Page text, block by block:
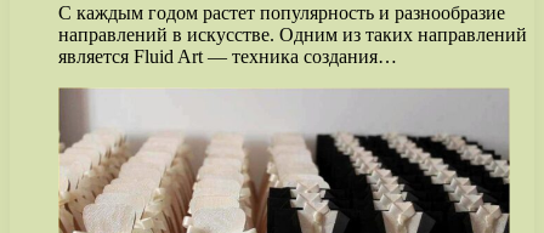
С каждым годом растет популярность и разнообразие
направлений в искусстве. Одним из таких направлений
является Fluid Art — техника создания…